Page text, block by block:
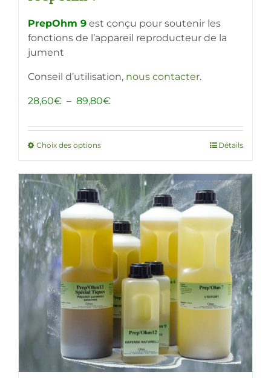
PrepOhm 9 est conçu pour soutenir les
fonctions de l’appareil reproducteur de la
jument
Conseil d’utilisation, nous contacter.
28,60€ – 89,80€
prix :
89,80€
Choix des optionsCe
a
plusieurs
variations.
Les
options
peuvent
être
choisies
sur
la
page
produit
Détails